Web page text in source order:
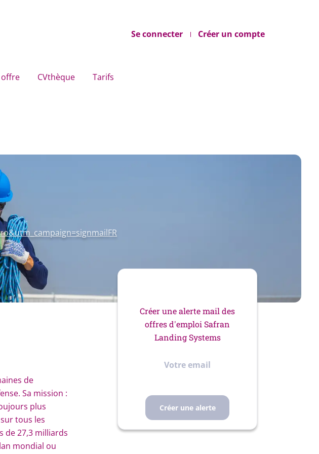
Se connecter Créer un compte
CVthèque Tarifs
de
Sa mission :
plus
tous les
de 27,3 milliards
mondial ou
Créer une alerte mail des
offres d'emploi Safran
Landing Systems